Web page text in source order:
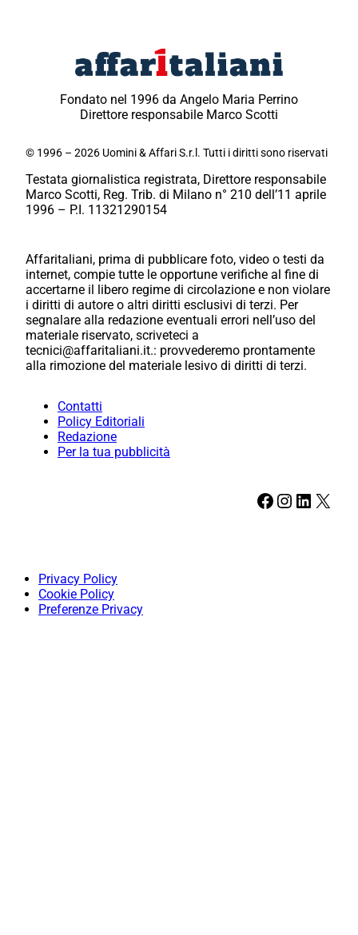
Fondato nel 1996 da Angelo Maria Perrino
Direttore responsabile Marco Scotti
© 1996 – 2026 Uomini & Affari S.r.l. Tutti i diritti sono riservati
Testata giornalistica registrata, Direttore responsabile
Marco Scotti, Reg. Trib. di Milano n° 210 dell’11 aprile
1996 – P.I. 11321290154
Affaritaliani, prima di pubblicare foto, video o testi da
internet, compie tutte le opportune verifiche al fine di
accertarne il libero regime di circolazione e non violare
i diritti di autore o altri diritti esclusivi di terzi. Per
segnalare alla redazione eventuali errori nell’uso del
materiale riservato, scriveteci a
tecnici@affaritaliani.it.: provvederemo prontamente
alla rimozione del materiale lesivo di diritti di terzi.
Contatti
Policy Editoriali
Redazione
Per la tua pubblicità
Facebook Instagram LinkedIn X
Privacy Policy
Cookie Policy
Preferenze Privacy